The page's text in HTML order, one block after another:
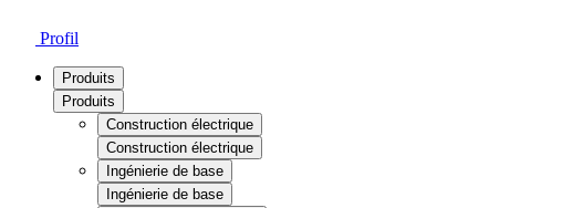
Profil
Produits
Produits
Construction électrique
Construction électrique
Ingénierie de base
Ingénierie de base